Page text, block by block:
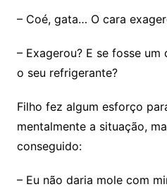
– Coé, gata… O cara
– Exagerou? E se fosse
o seu refrigerante?
Filho fez algum esforço
mentalmente a situação,
conseguido:
– Eu não daria mole com